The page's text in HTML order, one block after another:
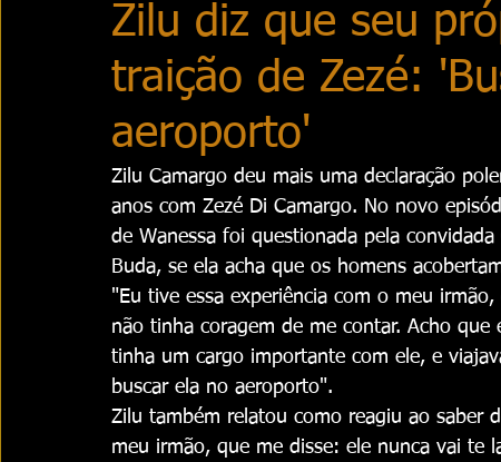
Zilu diz que seu
traição de Zezé:
aeroporto'
Zilu Camargo deu mais uma declaração
anos com Zezé Di Camargo. No novo
de Wanessa foi questionada pela
Buda, se ela acha que os homens
"Eu tive essa experiência com o meu
não tinha coragem de me contar. Acho
tinha um cargo importante com ele, e
buscar ela no aeroporto".
Zilu também relatou como reagiu ao saber
meu irmão, que me disse: ele nunca vai te